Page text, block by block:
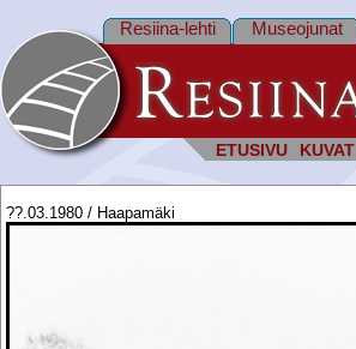
ETUSIVU KUVAT
Resiina-lehti Museojunat
??.03.1980 / Haapamäki